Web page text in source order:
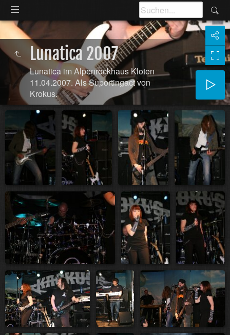
Lunatica 2007
Lunatica im Alpenrockhaus Kloten
11.04.2007. Als Suportingact von
Krokus.